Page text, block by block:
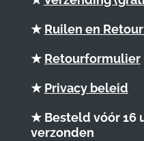
★ Ruilen en
★ Retourformulier
★ Privacy beleid
★ Besteld vóór 16
verzonden